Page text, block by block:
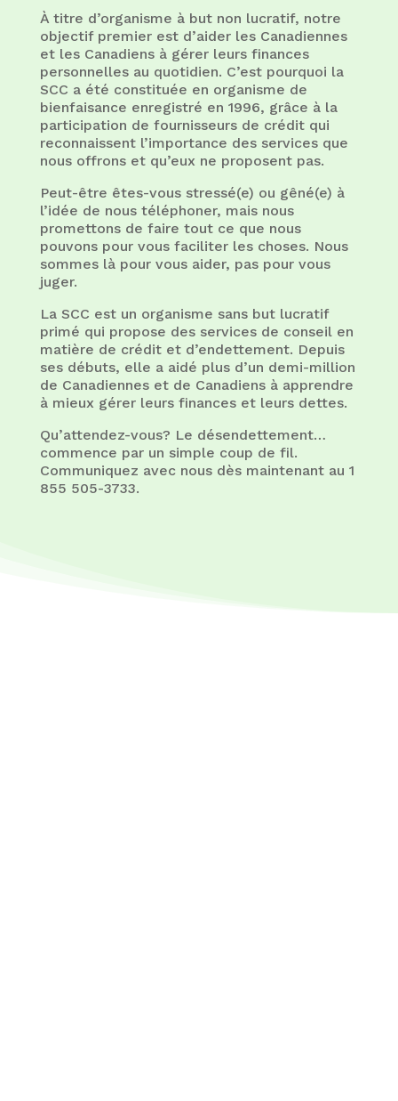
À titre d’organisme à but non lucratif, notre
objectif premier est d’aider les Canadiennes
et les Canadiens à gérer leurs finances
personnelles au quotidien. C’est pourquoi la
SCC a été constituée en organisme de
bienfaisance enregistré en 1996, grâce à la
participation de fournisseurs de crédit qui
reconnaissent l’importance des services que
nous offrons et qu’eux ne proposent pas.
Peut-être êtes-vous stressé(e) ou gêné(e) à
l’idée de nous téléphoner, mais nous
promettons de faire tout ce que nous
pouvons pour vous faciliter les choses. Nous
sommes là pour vous aider, pas pour vous
juger.
La SCC est un organisme sans but lucratif
primé qui propose des services de conseil en
matière de crédit et d’endettement. Depuis
ses débuts, elle a aidé plus d’un demi-million
de Canadiennes et de Canadiens à apprendre
à mieux gérer leurs finances et leurs dettes.
Qu’attendez-vous? Le désendettement…
commence par un simple coup de fil.
Communiquez avec nous dès maintenant au 1
855 505-3733.